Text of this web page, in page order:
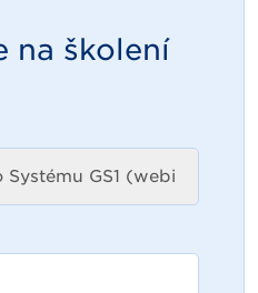
na školení